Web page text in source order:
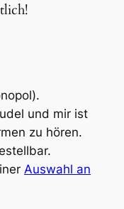
und mir ist
zu hören.
Auswahl an